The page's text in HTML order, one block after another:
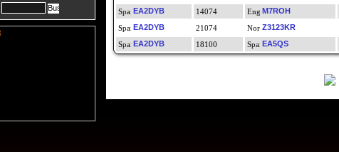
EA2DYB
14074 M7ROH
EA2DYB
21074 Z3123KR
EA2DYB
18100 EA5QS